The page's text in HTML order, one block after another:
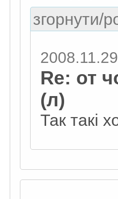
згорнути/
Re: от
(л)
Так такі